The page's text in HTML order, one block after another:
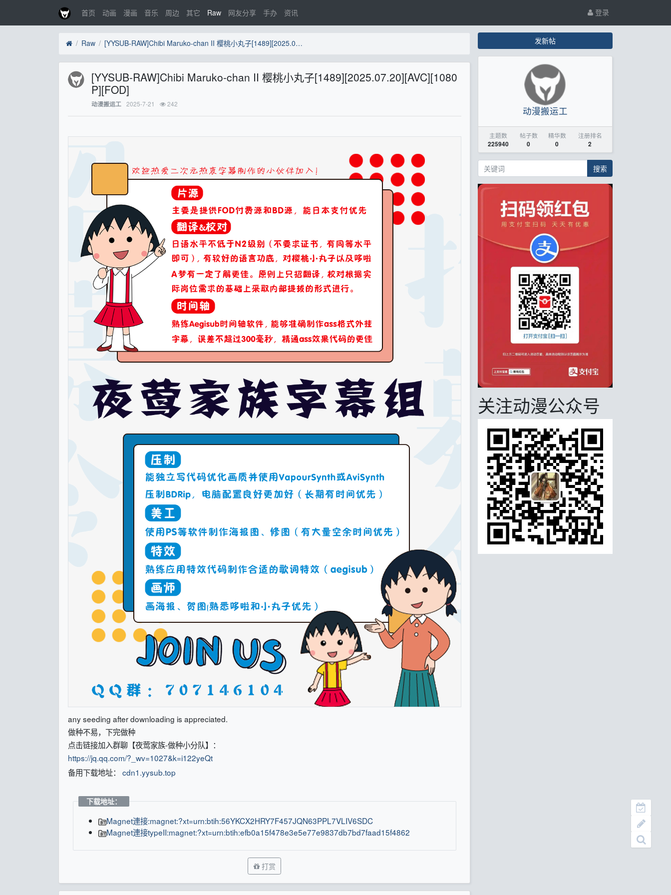
首页 动画 漫画 音乐 周边 其它 Raw 网友分享 手办 资讯 登录
Raw [YYSUB-RAW]Chibi Maruko-chan II 樱桃小丸子[1489][2025.07.20][AVC][1080P][FOD]
[YYSUB-RAW]Chibi Maruko-chan II 樱桃小丸子[1489][2025.07.20][AVC][1080
P][FOD]
动漫搬运工 2025-7-21 242
any seeding after downloading is appreciated.
做种不易，下完做种
点击链接加入群聊【夜莺家族-做种小分队】：
https://jq.qq.com/?_wv=1027&k=i122yeQt
备用下载地址： cdn1.yysub.top
下载地址：
Magnet連接:magnet:?xt=urn:btih:56YKCX2HRY7F457JQN63PPL7VLIV6SDC
Magnet連接typeII:magnet:?xt=urn:btih:efb0a15f478e3e5e77e9837db7bd7faad15f4862
打赏
发新帖
动漫搬运工
主题数
225940
帖子数
0
精华数
0
注册排名
2
搜索
关注动漫公众号